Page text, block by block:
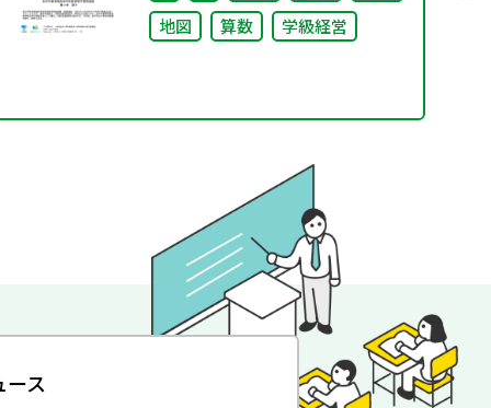
地図
算数 学級経営
ース